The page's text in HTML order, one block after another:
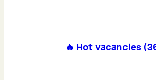
🔥 Hot vacancies (